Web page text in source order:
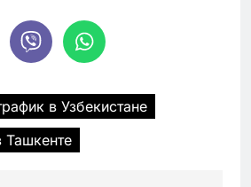
в Узбекистане
Ташкенте